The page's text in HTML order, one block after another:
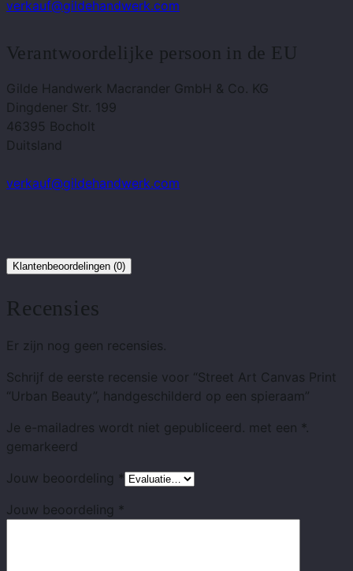
verkauf@gildehandwerk.com
Verantwoordelijke persoon in de EU
Gilde Handwerk Macrander GmbH & Co. KG
Dingdener Str. 199
46395 Bocholt
Duitsland
verkauf@gildehandwerk.com
Klantenbeoordelingen (0)
Recensies
Er zijn nog geen recensies.
Schrijf de eerste recensie voor “Street Art Canvas Print
“Urban Beauty”, handgeschilderd op een spieraam”
Je e-mailadres wordt niet gepubliceerd. met een *.
gemarkeerd
Jouw beoordeling *
Jouw beoordeling *